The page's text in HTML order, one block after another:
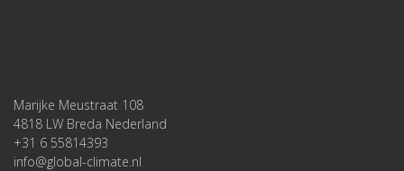
Marijke Meustraat 108
4818 LW Breda Nederland
+31 6 55814393
info@global-climate.nl